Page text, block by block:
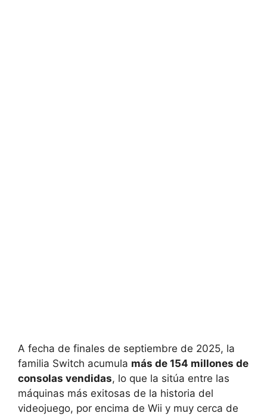
A fecha de finales de septiembre de 2025, la
familia Switch acumula más de 154 millones de
consolas vendidas, lo que la sitúa entre las
máquinas más exitosas de la historia del
videojuego, por encima de Wii y muy cerca de